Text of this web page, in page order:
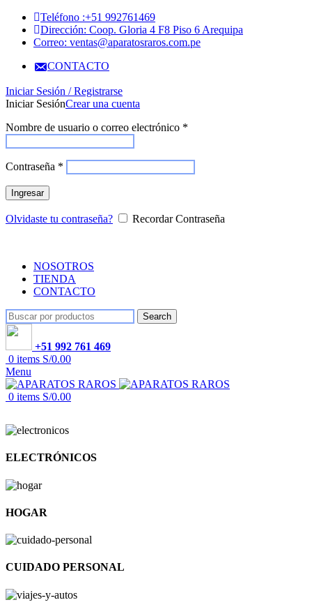
Teléfono :+51 992761469
Dirección: Coop. Gloria 4 F8 Piso 6 Arequipa
Correo: ventas@aparatosraros.com.pe
CONTACTO
Iniciar Sesión / Registrarse
Iniciar SesiónCrear una cuenta
Nombre de usuario o correo electrónico *
Contraseña *
Ingresar
Olvidaste tu contraseña? Recordar Contraseña
NOSOTROS
TIENDA
CONTACTO
Search
+51 992 761 469
0 items S/0.00
Menu
0 items S/0.00
ELECTRÓNICOS
HOGAR
CUIDADO PERSONAL